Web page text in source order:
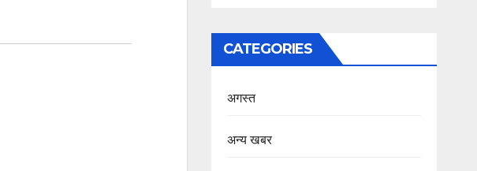
CATEGORIES
अगस्त
अन्य खबर